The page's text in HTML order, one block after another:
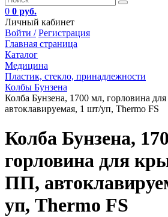
0 0 руб.
Личный кабинет
Войти / Регистрация
Главная страница
Каталог
Медицина
Пластик, стекло, принадлежности
Колбы Бунзена
Колба Бунзена, 1700 мл, горловина
автоклавируемая, 1 шт/уп, Thermo FS
Колба Бунзена,
горловина для
ПП,
уп, Thermo FS